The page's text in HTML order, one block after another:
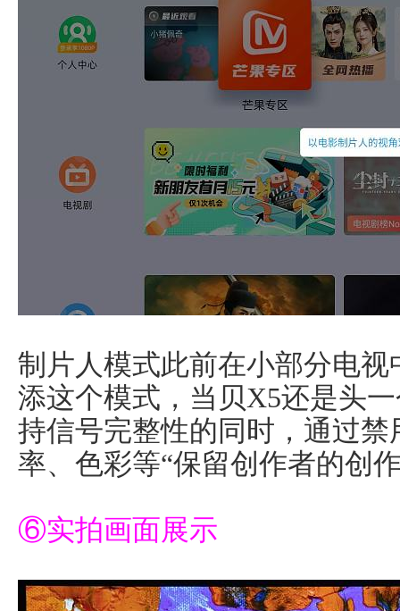
制片人模式此前在小部分电
添这个模式，当贝X5还是头
持信号完整性的同时，通过
率、色彩等“保留创作者的创
⑥实拍画面展示